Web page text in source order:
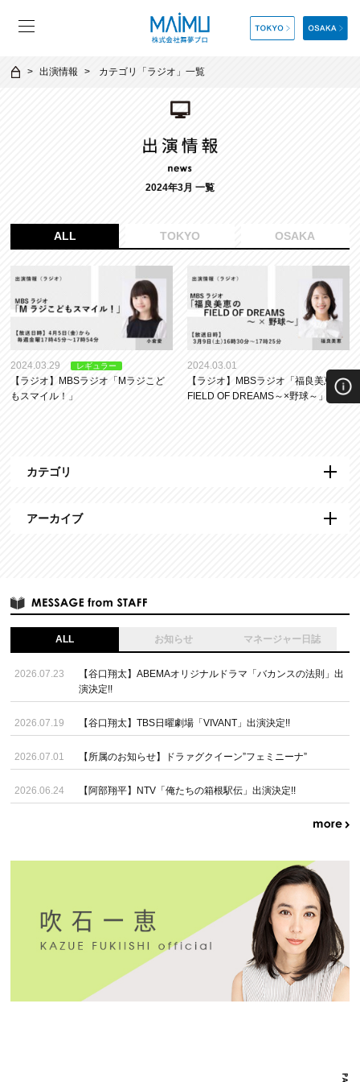
出演情報 カテゴリ「 ラジオ 」一覧
2024年3月 一覧
ALL TOKYO OSAKA
2024.03.29 レギュラー
【ラジオ】MBSラジオ「Mラジこど
もスマイル！」
2024.03.01
【ラジオ】MBSラジオ「福良美恵の
FIELD OF DREAMS～×野球～」
カテゴリ
アーカイブ
ALL お知らせ マネージャー日誌
2026.07.23
【谷口翔太】ABEMAオリジナルドラマ「バカンスの法則」出
演決定!!
2026.07.19 【谷口翔太】TBS日曜劇場「VIVANT」出演決定!!
2026.07.01 【所属のお知らせ】ドラァグクイーン”フェミニーナ”
2026.06.24 【阿部翔平】NTV「俺たちの箱根駅伝」出演決定!!